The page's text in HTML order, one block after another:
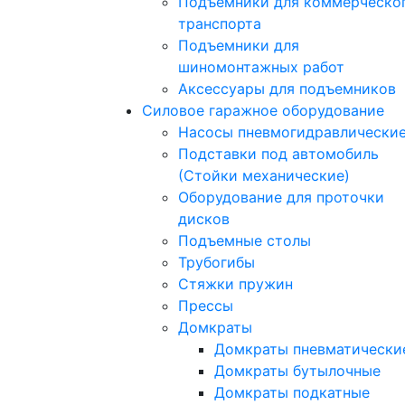
транспорта
Подъемники для
шиномонтажных работ
Аксессуары для подъемников
Силовое гаражное оборудование
Насосы
Подставки под автомобиль
(Стойки механические)
Оборудование для проточки
дисков
Подъемные столы
Трубогибы
Стяжки пружин
Прессы
Домкраты
Домкраты
Домкраты бутылочные
Домкраты подкатные